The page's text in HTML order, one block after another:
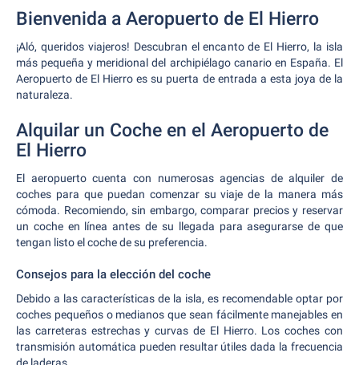
Bienvenida a Aeropuerto de El Hierro
¡Aló, queridos viajeros! Descubran el encanto de El Hierro, la isla
más pequeña y meridional del archipiélago canario en España. El
Aeropuerto de El Hierro es su puerta de entrada a esta joya de la
naturaleza.
Alquilar un Coche en el Aeropuerto de
El Hierro
El aeropuerto cuenta con numerosas agencias de alquiler de
coches para que puedan comenzar su viaje de la manera más
cómoda. Recomiendo, sin embargo, comparar precios y reservar
un coche en línea antes de su llegada para asegurarse de que
tengan listo el coche de su preferencia.
Consejos para la elección del coche
Debido a las características de la isla, es recomendable optar por
coches pequeños o medianos que sean fácilmente manejables en
las carreteras estrechas y curvas de El Hierro. Los coches con
transmisión automática pueden resultar útiles dada la frecuencia